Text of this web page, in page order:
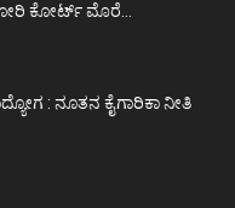
ಕೋರ್ಟ್‌ ಮೊರೆ...
: ನೂತನ ಕೈಗಾರಿಕಾ ನೀತಿ